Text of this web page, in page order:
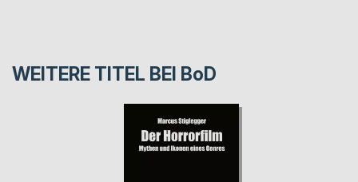
WEITERE TITEL BEI BoD